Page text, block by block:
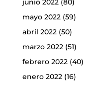
junio 2022(80)
mayo 2022(59)
abril 2022(50)
marzo 2022(51)
febrero 2022(40)
enero 2022(16)